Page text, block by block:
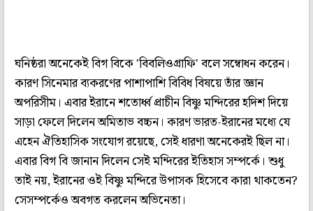
ঘনিষ্ঠরা অনেকেই বিগ বিকে 'বিবলিওগ্রাফি' বলে সম্বোধন করেন।
কারণ সিনেমার ব্যকরণের পাশাপাশি বিবিধ বিষয়ে তাঁর জ্ঞান
অপরিসীম। এবার ইরানে শতোর্ধ্ব প্রাচীন বিষ্ণু মন্দিরের হদিশ দিয়ে
সাড়া ফেলে দিলেন অমিতাভ বচ্চন। কারণ ভারত-ইরানের মধ্যে যে
এহেন ঐতিহাসিক সংযোগ রয়েছে, সেই ধারণা অনেকেরই ছিল না।
এবার বিগ বি জানান দিলেন সেই মন্দিরের ইতিহাস সম্পর্কে। শুধু
তাই নয়, ইরানের ওই বিষ্ণু মন্দিরে উপাসক হিসেবে কারা থাকতেন?
সেসম্পর্কেও অবগত করলেন অভিনেতা।